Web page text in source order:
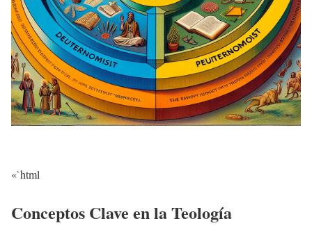
«`html
Conceptos Clave en la Teología